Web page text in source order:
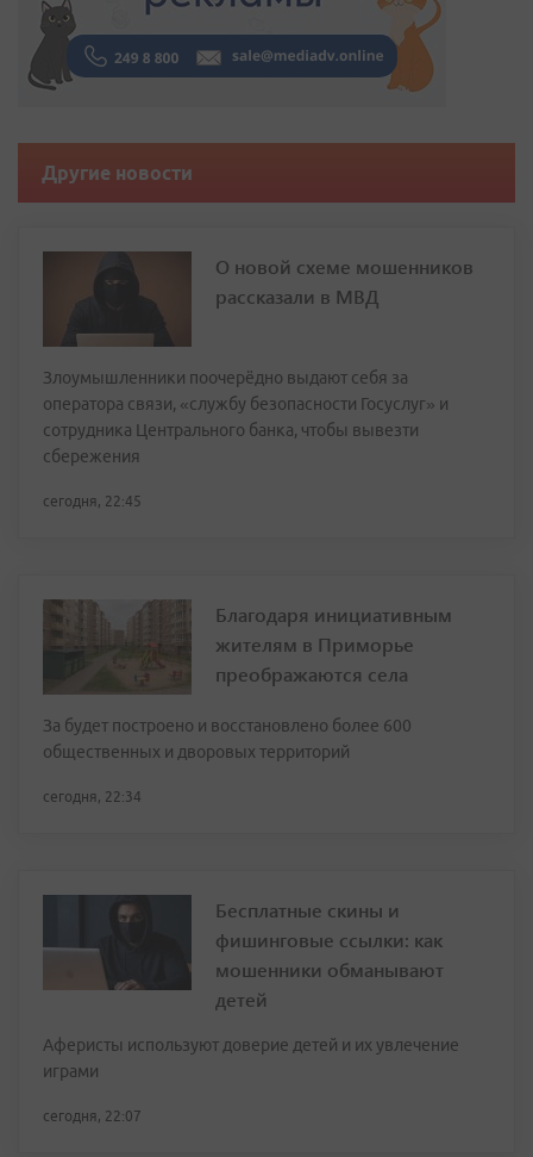
Другие новости
О новой схеме мошенников
рассказали в МВД
Злоумышленники поочерёдно выдают себя за
оператора связи, «службу безопасности Госуслуг» и
сотрудника Центрального банка, чтобы вывезти
сбережения
сегодня, 22:45
Благодаря инициативным
жителям в Приморье
преображаются села
За будет построено и восстановлено более 600
общественных и дворовых территорий
сегодня, 22:34
Бесплатные скины и
фишинговые ссылки: как
мошенники обманывают
детей
Аферисты используют доверие детей и их увлечение
играми
сегодня, 22:07